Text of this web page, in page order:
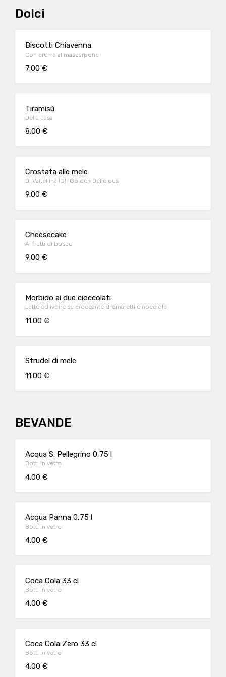
Dolci
Biscotti Chiavenna
Con crema al mascarpone
7.00 €
Tiramisù
Della casa
8.00 €
Crostata alle mele
Di Valtellina IGP Golden Delicious
9.00 €
Cheesecake
Ai frutti di bosco
9.00 €
Morbido ai due cioccolati
Latte ed ivoire su croccante di amaretti e nocciole
11.00 €
Strudel di mele
11.00 €
BEVANDE
Acqua S. Pellegrino 0,75 l
Bott. in vetro
4.00 €
Acqua Panna 0,75 l
Bott. in vetro
4.00 €
Coca Cola 33 cl
Bott. in vetro
4.00 €
Coca Cola Zero 33 cl
Bott. in vetro
4.00 €